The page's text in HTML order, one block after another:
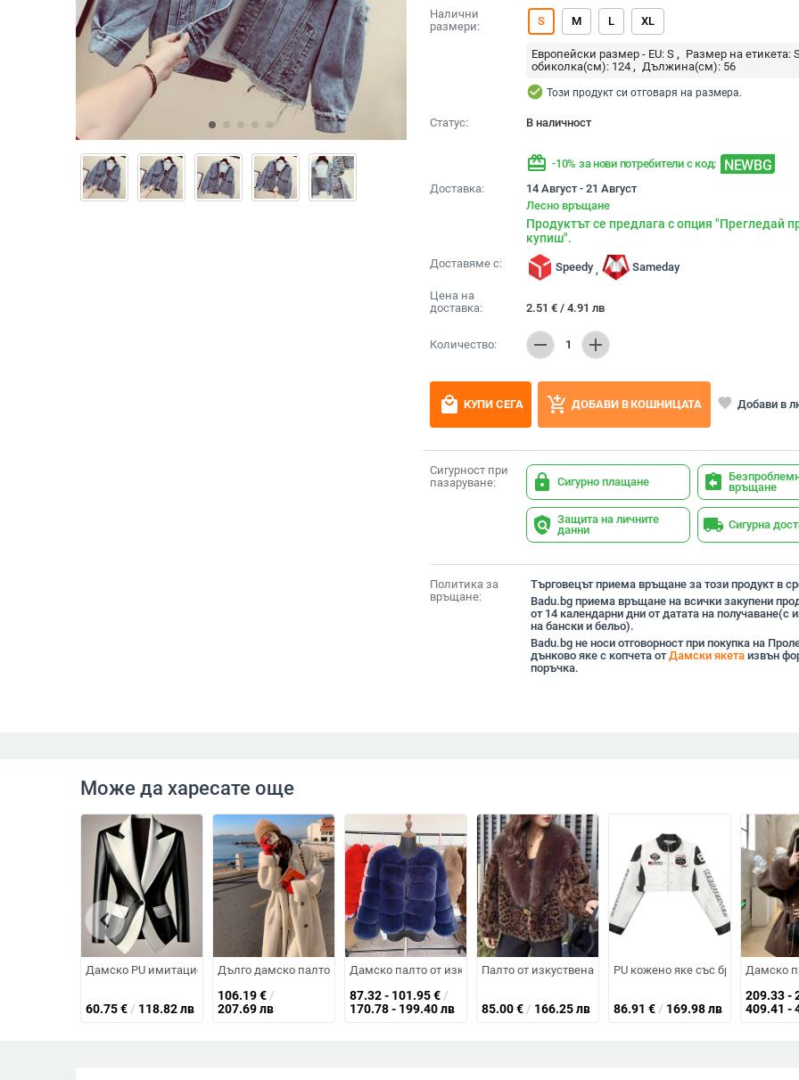
Налични
размери:
S M L XL
Европейски размер - EU: S Размер на етикета:
обиколка(см): 124 Дължина(см): 56
check_circle Този продукт си отговаря на размера.
Статус: В наличност
redeem -10% за нови потребители с код: NEWBG
Доставка:
14 Август - 21 Август
Лесно връщане
Продуктът се предлага с опция "Прегледай
купиш".
Доставяме с: Speedy , Sameday
Цена на
доставка:
2.51 € / 4.91 лв
Количество: remove 1 add
local_mall КУПИ СЕГА add_shopping_cart ДОБАВИ В КОШНИЦАТА favorite Добави в
Сигурност при
пазаруване:
lock Сигурно плащане assignment_return връщане
policy Защита на личните
данни
local_shipping Сигурна
Политика за
връщане:
Търговецът приема връщане за този продукт в
Badu.bg приема връщане на всички закупени
от 14 календарни дни от датата на получаване(с
на бански и бельо).
Badu.bg не носи отговорност при покупка на
дънково яке с копчета отДамски якетаизвън
поръчка.
Може да харесате още
Дамско PU имитационно кожено яке, лацканова яка, дълги ръкави, едно копче отпред, полиестерова материя
60.75€ / 118.82 лв
Дълго дамско палто от изкуствена норка с яка, зимно топло и екологично чисто.
106.19€ /
207.69 лв
Дамско палто от изкуствена лисица, патчворк дизайн, регулярна дължина,
87.32 - 101.95€ /
170.78 - 199.40 лв
Палто от изкуствена козина за дами, дълги ръкави, с
85.00€ / 166.25 лв
PU кожено яке със бродерия за
86.91 € / 169.98 лв
Дамско
209.33 -
409.41 -
chevron_left